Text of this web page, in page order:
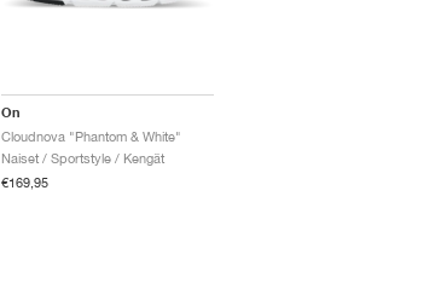
On
Cloudnova "Phantom & White"
Naiset / Sportstyle / Kengät
€169,95